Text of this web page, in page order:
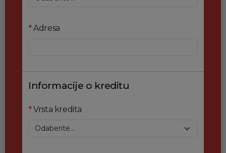
*Adresa
Informacije o kreditu
*Vrsta kredita